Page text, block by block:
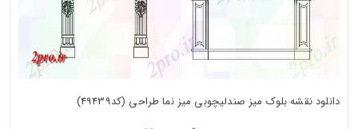
دانلود نقشه بلوک میز صندلیچوبی میز نما طراحی (کد49439)